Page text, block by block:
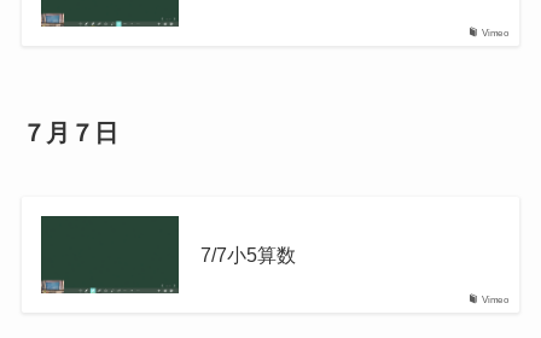
Vimeo
７月７日
Vimeo
7/7小5算数